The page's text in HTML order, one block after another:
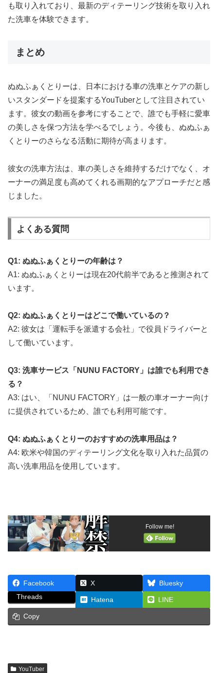
も取り入れており、最新のディテーリング技術を取り入れ
た洗車を体験できます。
まとめ
ぬぬふぁくとりーは、日本における車の洗車とケアの新し
いスタンダードを提案するYouTuberとして注目されてい
ます。彼女の動画を参考にすることで、誰でも手軽に愛車
の美しさを保つ方法を学べるでしょう。今後も、ぬぬふぁ
くとりーのさらなる活動に期待が高まります。
彼女の洗車方法は、車の美しさを維持するだけでなく、オ
ーナーの満足度も高めてくれる画期的なアプローチだと感
じました。
よくある質問
Q1: ぬぬふぁくとりーの年齢は？
A1: ぬぬふぁくとりーは現在20代前半であると推測されて
います。
Q2: ぬぬふぁくとりーはどこで働いているの？
A2: 彼女は「運転手を派遣する会社」で役員ドライバーと
して働いています。
Q3: 洗車サービス「NUNU FACTORY」は誰でも利用でき
る？
A3: はい、「NUNU FACTORY」は一般の車オーナー向け
に提供されているため、誰でも利用可能です。
Q4: ぬぬふぁくとりーのおすすめの洗車用品は？
A4: 欧米や韓国のディテーリング文化を取り入れた品質の
高い洗車用品を使用しています。
Follow me!
Facebook X
Bluesky
Threads
Hatena LINE
Copy
YouTuber